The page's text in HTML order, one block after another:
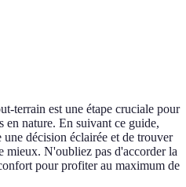
terrain est une étape cruciale pour
en nature. En suivant ce guide,
une décision éclairée et de trouver
mieux. N'oubliez pas d'accorder la
pour profiter au maximum de